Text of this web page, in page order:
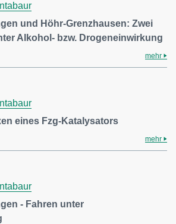
und Höhr-Grenzhausen: Zwei
Alkohol- bzw. Drogeneinwirkung
mehr
eines Fzg-Katalysators
mehr
- Fahren unter